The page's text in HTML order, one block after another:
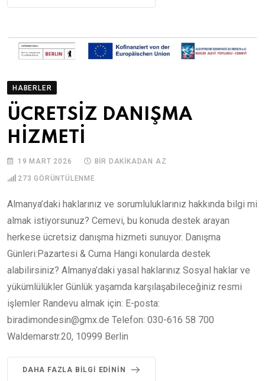
HABERLER
ÜCRETSİZ DANIŞMA
HİZMETİ
19 MART 2026 BIR DAKIKADAN AZ
273 GÖRÜNTÜLENME
Almanya’daki haklarınız ve sorumluluklarınız hakkında bilgi mi
almak istiyorsunuz? Cemevi, bu konuda destek arayan
herkese ücretsiz danışma hizmeti sunuyor. Danışma
Günleri:Pazartesi & Cuma Hangi konularda destek
alabilirsiniz? Almanya’daki yasal haklarınız Sosyal haklar ve
yükümlülükler Günlük yaşamda karşılaşabileceğiniz resmi
işlemler Randevu almak için: E-posta:
biradimondesin@gmx.de Telefon: 030-616 58 700
Waldemarstr.20, 10999 Berlin
DAHA FAZLA BILGI EDININ